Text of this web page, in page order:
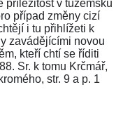
příležitost v tuzemsku
případ změny cizí
i tu přihlížeti k
zavádějícími novou
kteří chtí se říditi
. Sr. k tomu Krčmář,
str. 9 a p. 1